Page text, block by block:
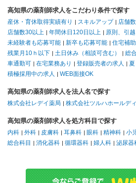
高知県の薬剤師求人をこだわり条件で探す
産休・育休取得実績有り スキルアップ 店舗
店舗数30以上
年間休日120日以上
原則、引
未経験者も応募可能
新卒も応募可能
住宅補
残業月10ｈ以下
土日休み（相談可含む） 総
車通勤可
在宅業務あり 登録販売者の求人
積極採用中の求人
WEB面接OK
高知県の薬剤師求人を法人名で探す
株式会社レデイ薬局 株式会社ツルハホールデ
高知県の薬剤師求人を処方科目で探す
内科 外科 皮膚科 耳鼻科 眼科 精神科 小
総合科目
消化器科 循環器科 婦人科 泌尿器